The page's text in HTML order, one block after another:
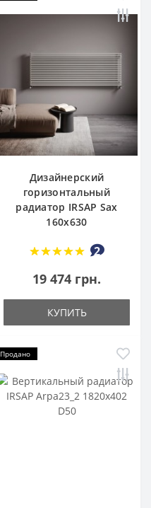
Дизайнерский
горизонтальный
радиатор IRSAP Sax
160x630
2
19 474 грн.
КУПИТЬ
Продано